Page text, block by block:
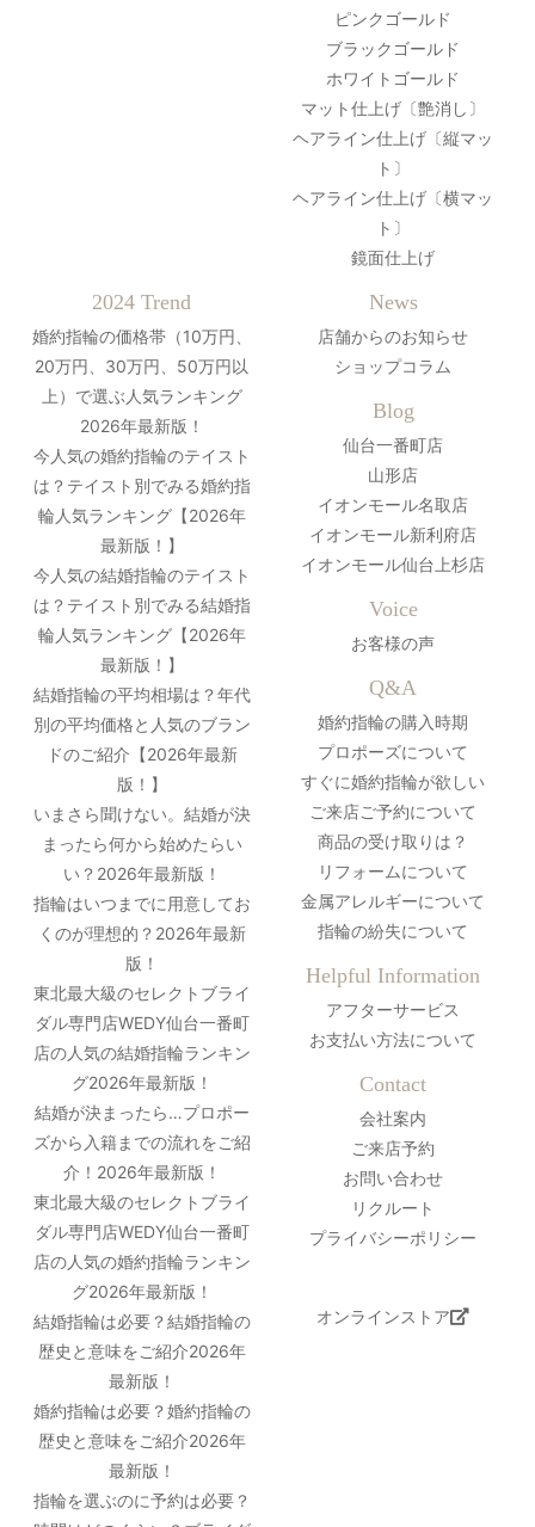
ピンクゴールド
ブラックゴールド
ホワイトゴールド
マット仕上げ〔艶消し〕
ヘアライン仕上げ〔縦マッ
ト〕
ヘアライン仕上げ〔横マッ
ト〕
鏡面仕上げ
2024 Trend
婚約指輪の価格帯（10万円、
20万円、30万円、50万円以
上）で選ぶ人気ランキング
2026年最新版！
今人気の婚約指輪のテイスト
は？テイスト別でみる婚約指
輪人気ランキング【2026年
最新版！】
今人気の結婚指輪のテイスト
は？テイスト別でみる結婚指
輪人気ランキング【2026年
最新版！】
結婚指輪の平均相場は？年代
別の平均価格と人気のブラン
ドのご紹介【2026年最新
版！】
いまさら聞けない。結婚が決
まったら何から始めたらい
い？2026年最新版！
指輪はいつまでに用意してお
くのが理想的？2026年最新
版！
東北最大級のセレクトブライ
ダル専門店WEDY仙台一番町
店の人気の結婚指輪ランキン
グ2026年最新版！
結婚が決まったら…プロポー
ズから入籍までの流れをご紹
介！2026年最新版！
東北最大級のセレクトブライ
ダル専門店WEDY仙台一番町
店の人気の婚約指輪ランキン
グ2026年最新版！
結婚指輪は必要？結婚指輪の
歴史と意味をご紹介2026年
最新版！
婚約指輪は必要？婚約指輪の
歴史と意味をご紹介2026年
最新版！
指輪を選ぶのに予約は必要？
News
店舗からのお知らせ
ショップコラム
Blog
仙台一番町店
山形店
イオンモール名取店
イオンモール新利府店
イオンモール仙台上杉店
Voice
お客様の声
Q&A
婚約指輪の購入時期
プロポーズについて
すぐに婚約指輪が欲しい
ご来店ご予約について
商品の受け取りは？
リフォームについて
金属アレルギーについて
指輪の紛失について
Helpful Information
アフターサービス
お支払い方法について
Contact
会社案内
ご来店予約
お問い合わせ
リクルート
プライバシーポリシー
オンラインストア